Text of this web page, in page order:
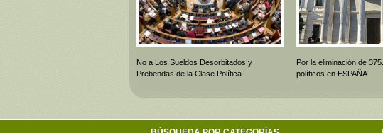
No a Los Sueldos Desorbitados y
Prebendas de la Clase Política
Por la eliminación de
políticos en ESPAÑA